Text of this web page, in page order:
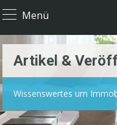
Menü
Artikel &
Wissenswertes um